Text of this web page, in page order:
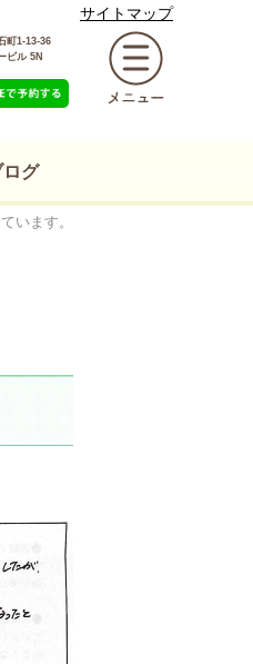
サイトマップ
町1-13-36
ビル 5N
ログ
います。